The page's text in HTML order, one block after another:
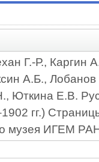
Г.-Р., Каргин
А.Б.,
Юткина Е.В.
гг.)
музея ИГЕМ